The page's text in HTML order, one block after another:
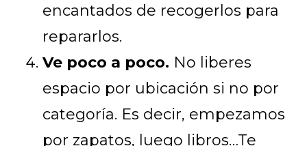
encantados de recogerlos para
repararlos.
Ve poco a poco. No liberes
espacio por ubicación si no por
categoría. Es decir, empezamos
por zapatos, luego libros…Te